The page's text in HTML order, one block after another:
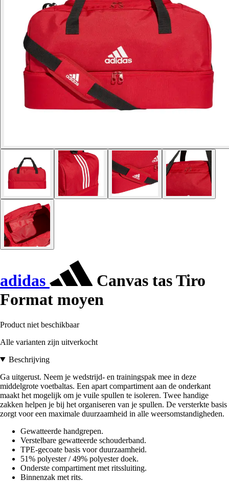
adidas
Canvas tas Tiro
Format moyen
Product niet beschikbaar
Alle varianten zijn uitverkocht
Beschrijving
Ga uitgerust. Neem je wedstrijd- en trainingspak mee in deze
middelgrote voetbaltas. Een apart compartiment aan de onderkant
maakt het mogelijk om je vuile spullen te isoleren. Twee handige
zakken helpen je bij het organiseren van je spullen. De versterkte basis
zorgt voor een maximale duurzaamheid in alle weersomstandigheden.
Gewatteerde handgrepen.
Verstelbare gewatteerde schouderband.
TPE-gecoate basis voor duurzaamheid.
51% polyester / 49% polyester doek.
Onderste compartiment met ritssluiting.
Binnenzak met rits.